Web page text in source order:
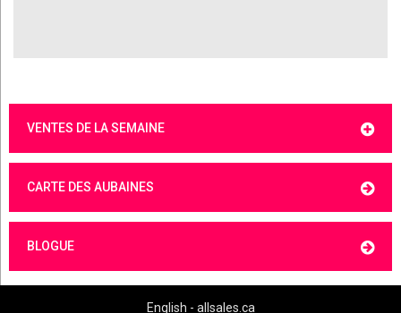
VENTES DE LA SEMAINE
CARTE DES AUBAINES
BLOGUE
English - allsales.ca